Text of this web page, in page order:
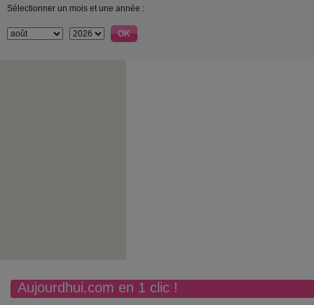
Sélectionner un mois et une année :
Aujourdhui.com en 1 clic !